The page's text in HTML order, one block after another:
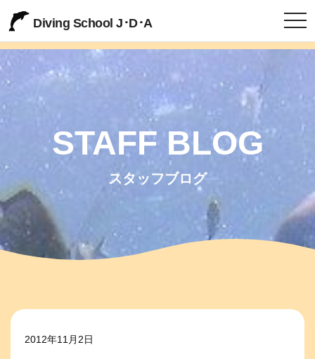
Diving School J･D･A
STAFF BLOG
スタッフブログ
2012年11月2日